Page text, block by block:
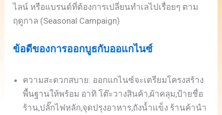
ไลน์ หรือแบรนด์ที่ต้องการเปลี่ยนทำเลไปเรื่อยๆ ตาม
ฤดูกาล (Seasonal Campaign)
ข้อดีของการออกบูธกับออแกไนซ์
ความสะดวกสบาย: ออกแกไนซ์จะเตรียมโครงสร้าง
พื้นฐานให้พร้อม อาทิ โต๊ะวางสินค้า,ผ้าคลุม,ป้ายชื่อ
ร้าน,ปลั๊กไฟหลัก,จุดปรุงอาหาร,ถังน้ำแข็ง ร้านค้านำ